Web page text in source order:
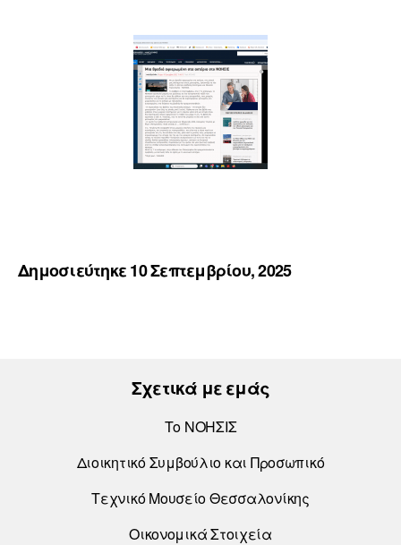
Δημοσιεύτηκε 10 Σεπτεμβρίου, 2025
Σχετικά με εμάς
Το ΝΟΗΣΙΣ
Διοικητικό Συμβούλιο και Προσωπικό
Τεχνικό Μουσείο Θεσσαλονίκης
Οικονομικά Στοιχεία